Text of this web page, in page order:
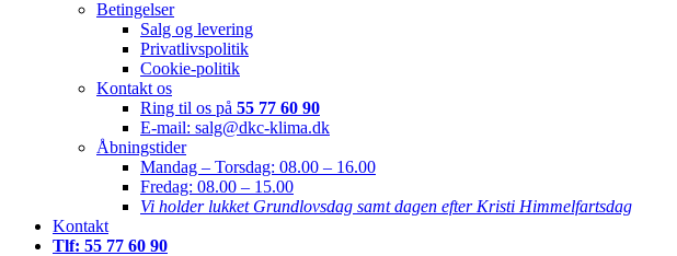
Betingelser
Salg og levering
Privatlivspolitik
Cookie-politik
Kontakt os
Ring til os på 55 77 60 90
E-mail: salg@dkc-klima.dk
Åbningstider
Mandag – Torsdag: 08.00 – 16.00
Fredag: 08.00 – 15.00
Vi holder lukket Grundlovsdag samt dagen efter Kristi Himmelfartsdag
Kontakt
Tlf: 55 77 60 90